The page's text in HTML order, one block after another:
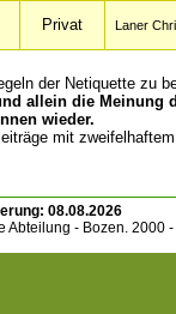
Privat Laner
der Netiquette zu
allein die Meinung
wieder.
mit
08.08.2026
Abteilung - Bozen. 2000 -